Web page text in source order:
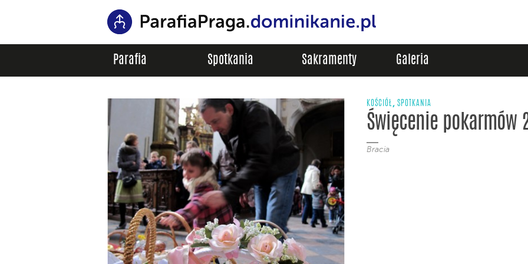
Parafia Spotkania Sakramenty Galeria
KOŚCIÓŁ, SPOTKANIA
Święcenie pokarmów
Bracia